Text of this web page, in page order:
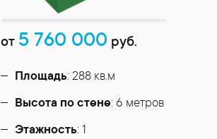
от 5 760 000 руб.
Площадь: 288 кв.м
Высота по стене: 6 метров
Этажность: 1